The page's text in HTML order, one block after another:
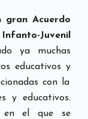
gran Acuerdo
Infanto-Juvenil
ya
muchas
educativos y
con la
s yeducativos.
en el que se